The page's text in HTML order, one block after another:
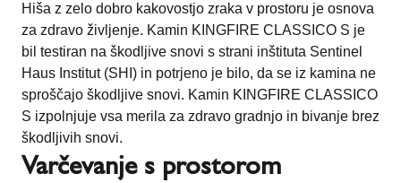
Hiša z zelo dobro kakovostjo zraka v prostoru je osnova
za zdravo življenje. Kamin KINGFIRE CLASSICO S je
bil testiran na škodljive snovi s strani inštituta Sentinel
Haus Institut (SHI) in potrjeno je bilo, da se iz kamina ne
sproščajo škodljive snovi. Kamin KINGFIRE CLASSICO
S izpolnjuje vsa merila za zdravo gradnjo in bivanje brez
škodljivih snovi.
Varčevanje s prostorom